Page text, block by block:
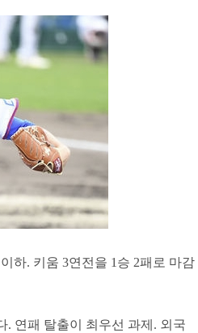
하. 키움 3연전을 1승 2패로 마감
. 연패 탈출이 최우선 과제. 외국